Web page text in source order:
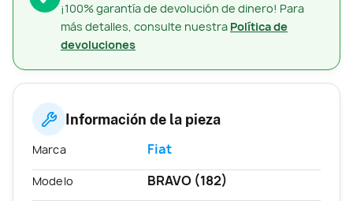
¡100% garantía de devolución de dinero! Para
más detalles, consulte nuestra Política de
devoluciones
Información de la pieza
Marca Fiat
Modelo BRAVO (182)